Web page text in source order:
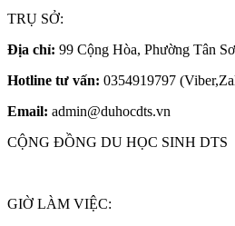
TRỤ SỞ:
Địa chỉ: 99 Cộng Hòa, Phường Tân
Hotline tư vấn: 0354919797
Email: admin@duhocdts.vn
CỘNG ĐỒNG DU HỌC SINH DTS
GIỜ LÀM VIỆC: